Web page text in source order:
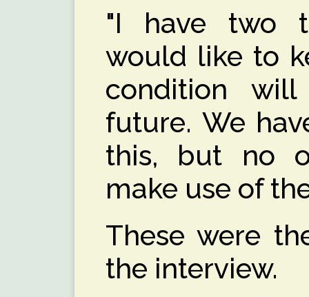
"I have two
would like to
condition
future. We
this, but no
make use of
These were
the interview.